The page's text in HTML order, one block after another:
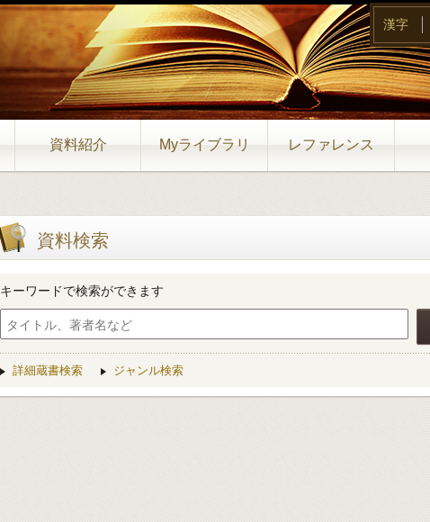
資料紹介 Myライブラリ レファレンス
漢字
資料検索
キーワードで検索ができます
詳細蔵書検索 ジャンル検索